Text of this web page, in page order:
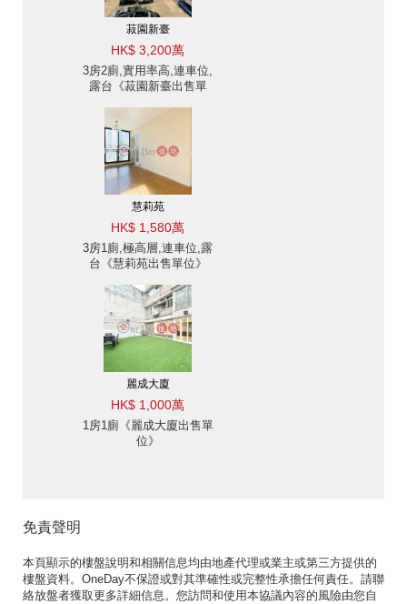
菽園新臺
HK$ 3,200萬
3房2廁,實用率高,連車位,
露台《菽園新臺出售單
慧莉苑
HK$ 1,580萬
3房1廁,極高層,連車位,露
台《慧莉苑出售單位》
麗成大廈
HK$ 1,000萬
1房1廁《麗成大廈出售單
位》
免責聲明
本頁顯示的樓盤說明和相關信息均由地產代理或業主或第三方提供的
樓盤資料。OneDay不保證或對其準確性或完整性承擔任何責任。請聯
絡放盤者獲取更多詳細信息。您訪問和使用本協議內容的風險由您自